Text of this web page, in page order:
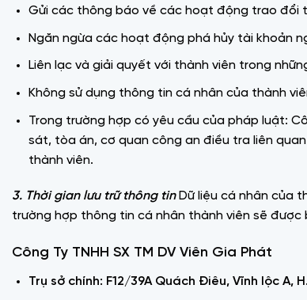
Gửi các thông báo về các hoạt động trao đổi
Ngăn ngừa các hoạt động phá hủy tài khoản
Liên lạc và giải quyết với thành viên trong
Không sử dụng thông tin cá nhân của thành
Trong trường hợp có yêu cầu của pháp luật:
sát, tòa án, cơ quan công an điều tra liên
thành viên.
3. Thời gian lưu trữ thông tinDữ liệu cá nhân của
trường hợp thông tin cá nhân thành viên sẽ
Công Ty TNHH SX TM DV Viên Gia Phát
Trụ sở chính: F12/39A Quách Điêu, Vĩnh lộc A,